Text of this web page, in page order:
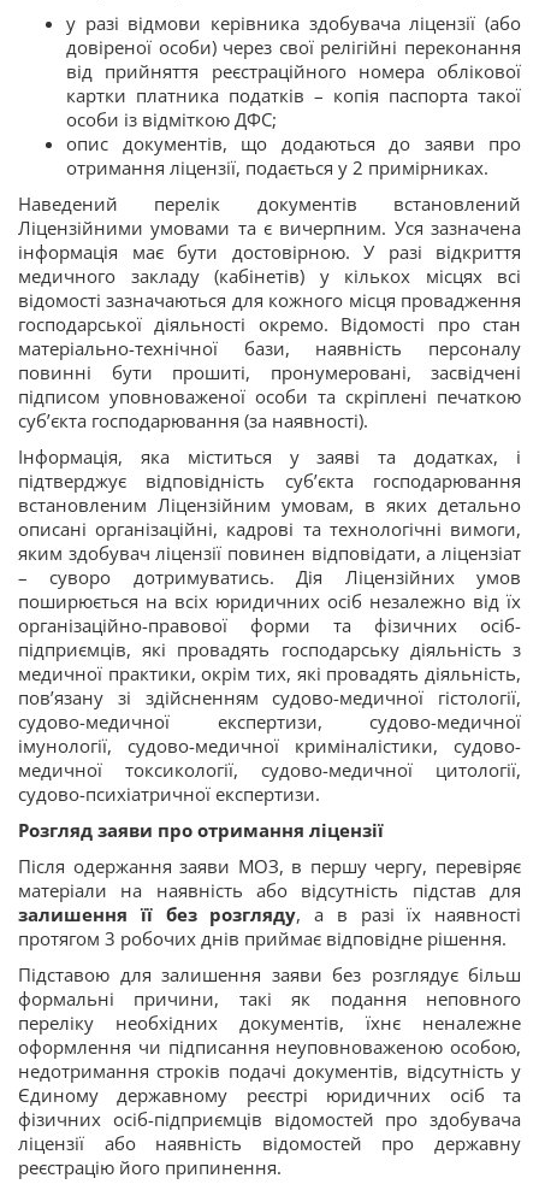
у разі відмови керівника здобувача ліцензії (або
довіреної особи) через свої релігійні переконання
від прийняття реєстраційного номера облікової
картки платника податків – копія паспорта такої
особи із відміткою ДФС;
опис документів, що додаються до заяви про
отримання ліцензії, подається у 2 примірниках.
Наведений перелік документів встановлений
Ліцензійними умовами та є вичерпним. Уся зазначена
інформація має бути достовірною. У разі відкриття
медичного закладу (кабінетів) у кількох місцях всі
відомості зазначаються для кожного місця провадження
господарської діяльності окремо. Відомості про стан
матеріально-технічної бази, наявність персоналу
повинні бути прошиті, пронумеровані, засвідчені
підписом уповноваженої особи та скріплені печаткою
суб’єкта господарювання (за наявності).
Інформація, яка міститься у заяві та додатках, і
підтверджує відповідність суб’єкта господарювання
встановленим Ліцензійним умовам, в яких детально
описані організаційні, кадрові та технологічні вимоги,
яким здобувач ліцензії повинен відповідати, а ліцензіат
– суворо дотримуватись.Дія Ліцензійних умов
поширюється на всіх юридичних осіб незалежно від їх
організаційно-правової форми та фізичних осіб-
підприємців, які провадять господарську діяльність з
медичної практики, окрім тих, які провадять діяльність,
пов’язану зі здійсненням судово-медичної гістології,
судово-медичної експертизи, судово-медичної
імунології, судово-медичної криміналістики, судово-
медичної токсикології, судово-медичної цитології,
судово-психіатричної експертизи.
Розгляд заяви про отримання ліцензії
Після одержання заяви МОЗ, в першу чергу, перевіряє
матеріали на наявність або відсутність підстав для
залишення її без розгляду, а в разі їх наявності
протягом 3 робочих днів приймає відповідне рішення.
Підставою для залишення заяви без розглядує більш
формальні причини, такі як подання неповного
переліку необхідних документів, їхнє неналежне
оформлення чи підписання неуповноваженою особою,
недотримання строків подачі документів, відсутність у
Єдиному державному реєстрі юридичних осіб та
фізичних осіб-підприємців відомостей про здобувача
ліцензії або наявність відомостей про державну
реєстрацію його припинення.